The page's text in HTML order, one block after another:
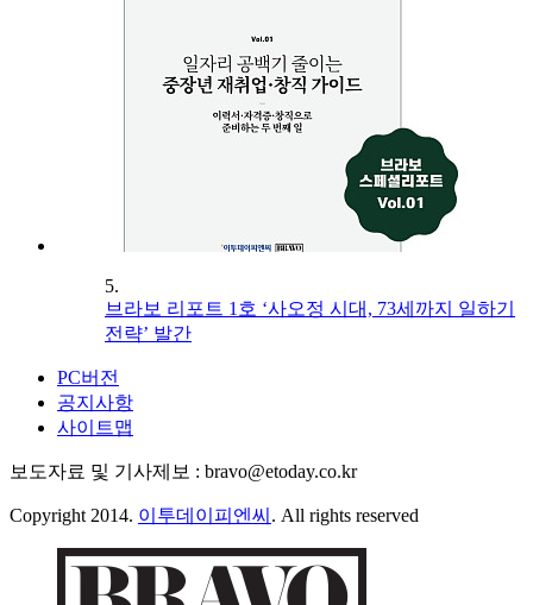
5.
브라보 리포트 1호 ‘사오정 시대, 73세까지 일하기
전략’ 발간
PC버전
공지사항
사이트맵
보도자료 및 기사제보 : bravo@etoday.co.kr
Copyright 2014. 이투데이피엔씨 . All rights reserved